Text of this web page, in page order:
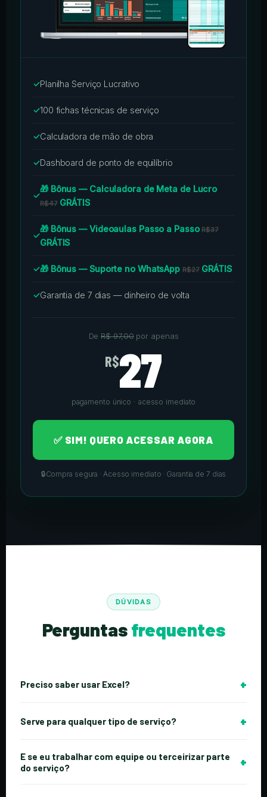
✓Planilha Serviço Lucrativo
✓100 fichas técnicas de serviço
✓Calculadora de mão de obra
✓Dashboard de ponto de equilíbrio
✓
🎁 Bônus — Calculadora de Meta de Lucro
R$47GRÁTIS
✓
🎁 Bônus — Videoaulas Passo a PassoR$37
GRÁTIS
✓🎁 Bônus — Suporte no WhatsApp R$27GRÁTIS
✓Garantia de 7 dias — dinheiro de volta
DeR$ 97,00por apenas
R$27
pagamento único · acesso imediato
✅ SIM! QUERO ACESSAR AGORA
🔒Compra segura · Acesso imediato · Garantia de 7 dias
DÚVIDAS
Perguntasfrequentes
Preciso saber usar Excel? +
do serviço, materiais usados, tempo gasto e quanto
Serve para qualquer tipo de serviço? +
envolva seu tempo de trabalho — beleza, saúde,
manutenção, consultoria, educação, gastronomia e muito
E se eu trabalhar com equipe ou terceirizar parte
do serviço?
+